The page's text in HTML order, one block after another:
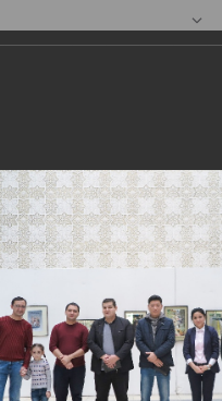
Евгения